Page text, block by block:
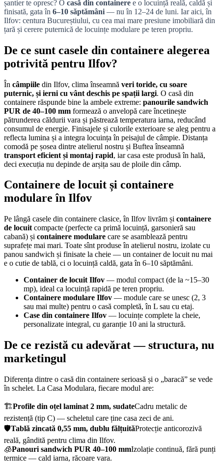
șantier te opresc? O casă din containere e o locuință reală, caldă și
finisată, gata în 6–10 săptămâni — nu în 12–24 de luni. Iar aici, în
Ilfov: centura Bucureștiului, cu cea mai mare presiune imobiliară din
țară și cerere puternică de locuințe modulare pe teren propriu.
De ce sunt casele din containere alegerea
potrivită pentru Ilfov?
În câmpiile din Ilfov, clima înseamnă veri toride, cu soare
puternic, și ierni cu vânt deschis pe spații largi. O casă din
containere răspunde bine la ambele extreme: panourile sandwich
PUR de 40–100 mm formează o anvelopă care încetinește
pătrunderea căldurii vara și păstrează temperatura iarna, reducând
consumul de energie. Finisajele și culorile exterioare se aleg pentru a
reflecta lumina și a integra locuința în peisajul de câmpie. Distanța
comodă pe șosea dintre atelierul nostru și Buftea înseamnă
transport eficient și montaj rapid, iar casa este produsă în hală,
deci execuția nu depinde de arșița sau de ploile din câmp.
Containere de locuit și containere
modulare în Ilfov
Pe lângă casele din containere clasice, în Ilfov livrăm și containere
de locuit compacte (perfecte ca primă locuință, garsonieră sau
cabană) și containere modulare care se asamblează pentru
suprafețe mai mari. Toate sînt produse în atelierul nostru, izolate cu
panou sandwich și finisate la cheie — un container de locuit nu mai
e o cutie de tablă, ci o locuință caldă, gata în 6–10 săptămâni.
Container de locuit Ilfov — modul compact (de la ~15–30
mp), ideal ca locuință rapidă pe teren propriu.
Containere modulare Ilfov — module care se unesc (2, 3
sau mai multe) pentru o casă completă, în L sau cu etaj.
Case din containere Ilfov — locuințe complete la cheie,
personalizate integral, cu garanție 10 ani la structură.
De ce rezistă cu adevărat — structura, nu
marketingul
Diferența dintre o casă din containere serioasă și o „baracă” se vede
în schelet. La Casa Modulara, fiecare modul are:
🏗️Profile din oțel laminat 2 mm, sudateCadru metalic de
rezistență (tip C) — scheletul care ține casa zeci de ani.
🛡️Tablă zincată 0,55 mm, dublu fălțuităProtecție anticorozivă
reală, gândită pentru clima din Ilfov.
🧊Panouri sandwich PUR 40–100 mmIzolație continuă, fără punți
termice — cald iarna, răcoare vara.